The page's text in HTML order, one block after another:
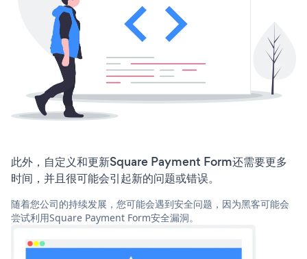
此外，自定义和更新Square Payment Form还需要更多
时间，并且很可能会引起新的问题或错误。
随着您公司的持续发展，您可能会遇到安全问题，因为黑客可能会
尝试利用Square Payment Form安全漏洞。